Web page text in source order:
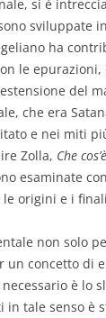
si è
sviluppate
ha
le
del
che era
e nei miti
Zolla, Che
esaminate
le origini e i
non solo
concetto di
è lo
tale senso è